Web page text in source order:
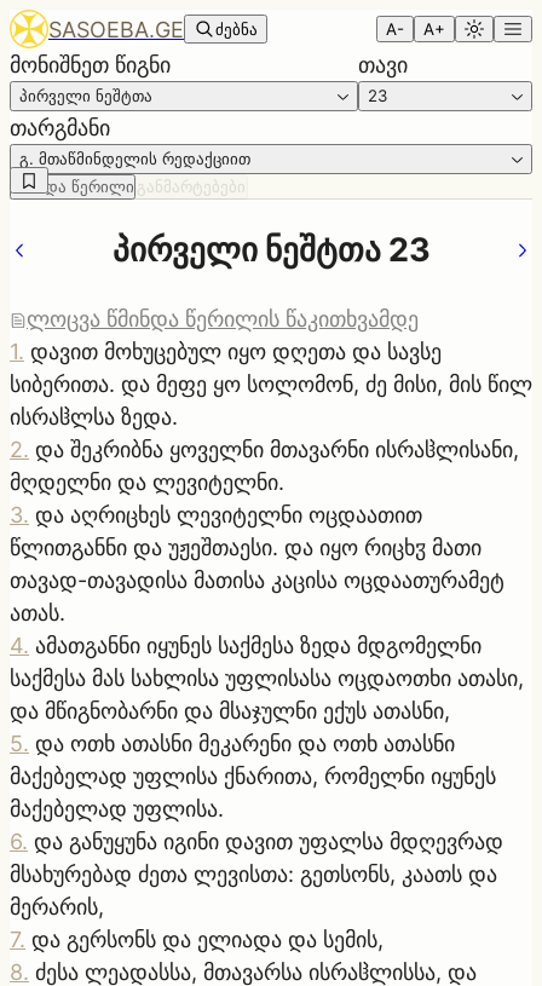
SASOEBA.GE ძებნა A- A+
მონიშნეთ წიგნი
პირველი ნეშტთა
თავი
23
თარგმანი
გ. მთაწმინდელის რედაქციით
წმინდა წერილი განმარტებები
პირველი ნეშტთა 23
ლოცვა წმინდა წერილის წაკითხვამდე
1. დავით მოხუცებულ იყო დღეთა და სავსე
სიბერითა. და მეფე ყო სოლომონ, ძე მისი, მის წილ
ისრაჱლსა ზედა.
2. და შეკრიბნა ყოველნი მთავარნი ისრაჱლისანი,
მღდელნი და ლევიტელნი.
3. და აღრიცხეს ლევიტელნი ოცდაათით
წლითგანნი და უჟეშთაესი. და იყო რიცხჳ მათი
თავად-თავადისა მათისა კაცისა ოცდაათურამეტ
ათას.
4. ამათგანნი იყუნეს საქმესა ზედა მდგომელნი
საქმესა მას სახლისა უფლისასა ოცდაოთხი ათასი,
და მწიგნობარნი და მსაჯულნი ექუს ათასნი,
5. და ოთხ ათასნი მეკარენი და ოთხ ათასნი
მაქებელად უფლისა ქნარითა, რომელნი იყუნეს
მაქებელად უფლისა.
6. და განუყუნა იგინი დავით უფალსა მდღევრად
მსახურებად ძეთა ლევისთა: გეთსონს, კაათს და
მერარის,
7. და გერსონს და ელიადა და სემის,
8. ძესა ლეადასსა, მთავარსა ისრაჱლისსა, და